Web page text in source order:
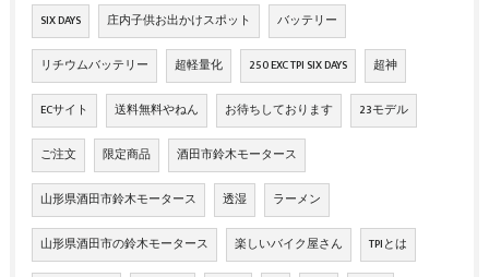
SIX DAYS 庄内子供お出かけスポット バッテリー
リチウムバッテリー 超軽量化 250 EXC TPI SIX DAYS 超神
ECサイト 送料無料やねん お待ちしております 23モデル
ご注文 限定商品 酒田市鈴木モータース
山形県酒田市鈴木モータース 透湿 ラーメン
山形県酒田市の鈴木モータース 楽しいバイク屋さん TPIとは